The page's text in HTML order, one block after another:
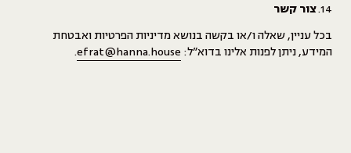
14. צור קשר
בכל עניין, שאלה ו/או בקשה בנושא מדיניות הפרטיות ואבטחת
המידע, ניתן לפנות אלינו בדוא”ל:efrat@hanna.house
.